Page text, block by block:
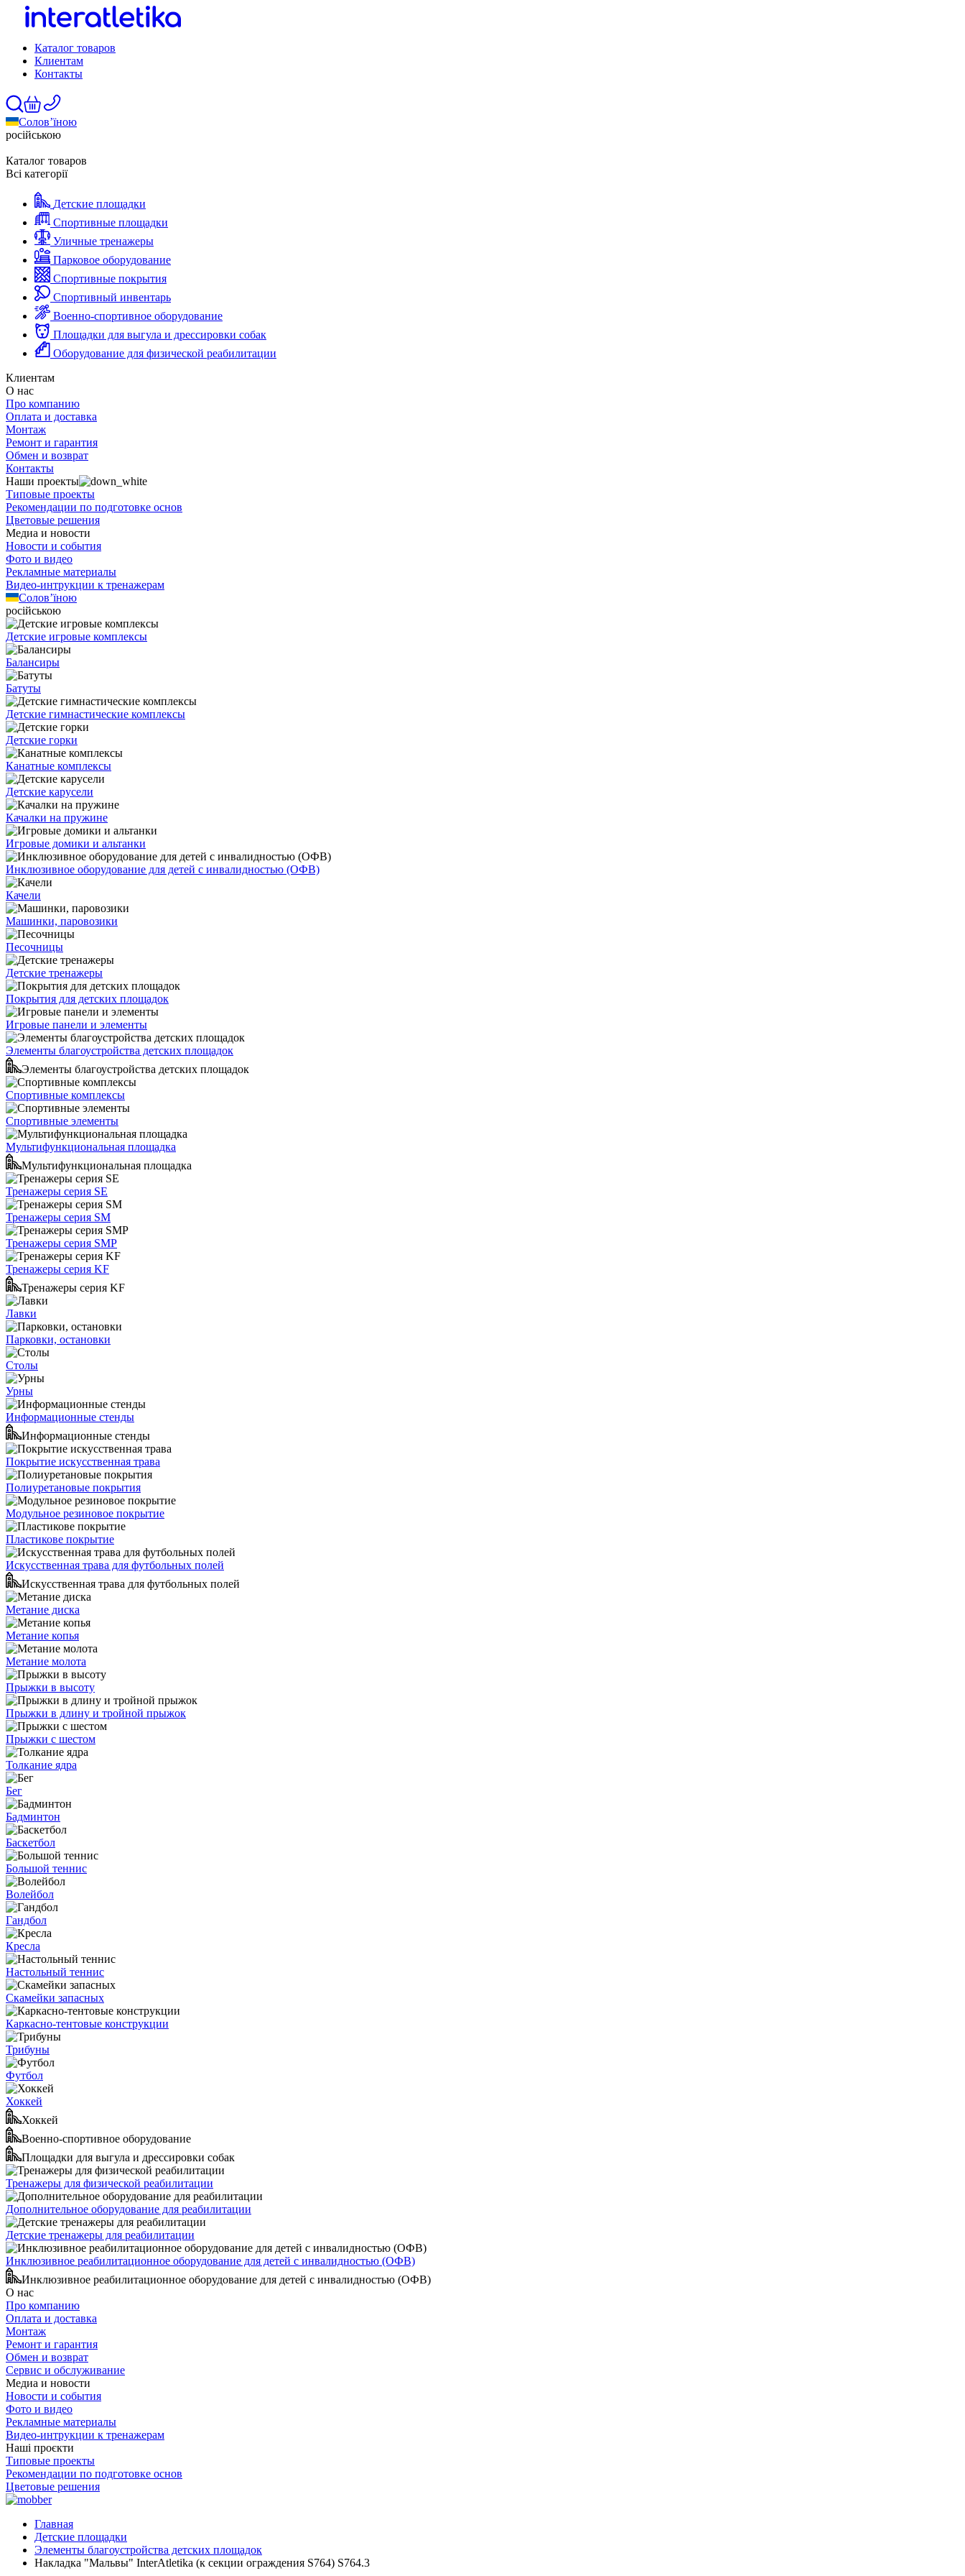
Каталог товаров
Клиентам
Контакты
Солов’їною
російською
Каталог товаров
Всі категорії
Детские площадки
Спортивные площадки
Уличные тренажеры
Парковое оборудование
Спортивные покрытия
Спортивный инвентарь
Военно-спортивное оборудование
Площадки для выгула и дрессировки собак
Оборудование для физической реабилитации
Клиентам
О нас
Про компанию
Оплата и доставка
Монтаж
Ремонт и гарантия
Обмен и возврат
Контакты
Наши проекты
Типовые проекты
Рекомендации по подготовке основ
Цветовые решения
Медиа и новости
Новости и события
Фото и видео
Рекламные материалы
Видео-интрукции к тренажерам
Солов’їною
російською
Детские игровые комплексы
Балансиры
Батуты
Детские гимнастические комплексы
Детские горки
Канатные комплексы
Детские карусели
Качалки на пружине
Игровые домики и альтанки
Инклюзивное оборудование для детей с инвалидностью (ОФВ)
Качели
Машинки, паровозики
Песочницы
Детские тренажеры
Покрытия для детских площадок
Игровые панели и элементы
Элементы благоустройства детских площадок
Элементы благоустройства детских площадок
Спортивные комплексы
Спортивные элементы
Мультифункциональная площадка
Мультифункциональная площадка
Тренажеры серия SE
Тренажеры серия SM
Тренажеры серия SMP
Тренажеры серия KF
Тренажеры серия KF
Лавки
Парковки, остановки
Столы
Урны
Информационные стенды
Информационные стенды
Покрытие искусственная трава
Полиуретановые покрытия
Модульное резиновое покрытие
Пластикове покрытие
Искусственная трава для футбольных полей
Искусственная трава для футбольных полей
Метание диска
Метание копья
Метание молота
Прыжки в высоту
Прыжки в длину и тройной прыжок
Прыжки с шестом
Толкание ядра
Бег
Бадминтон
Баскетбол
Большой теннис
Волейбол
Гандбол
Кресла
Настольный теннис
Скамейки запасных
Каркасно-тентовые конструкции
Трибуны
Футбол
Хоккей
Хоккей
Военно-спортивное оборудование
Площадки для выгула и дрессировки собак
Тренажеры для физической реабилитации
Дополнительное оборудование для реабилитации
Детские тренажеры для реабилитации
Инклюзивное реабилитационное оборудование для детей с инвалидностью (ОФВ)
Инклюзивное реабилитационное оборудование для детей с инвалидностью (ОФВ)
О нас
Про компанию
Оплата и доставка
Монтаж
Ремонт и гарантия
Обмен и возврат
Сервис и обслуживание
Медиа и новости
Новости и события
Фото и видео
Рекламные материалы
Видео-интрукции к тренажерам
Наші проєкти
Типовые проекты
Рекомендации по подготовке основ
Цветовые решения
Главная
Детские площадки
Элементы благоустройства детских площадок
Накладка "Мальвы" InterAtletika (к секции ограждения S764) S764.3